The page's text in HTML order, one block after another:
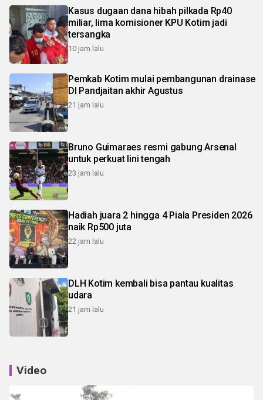
Kasus dugaan dana hibah pilkada Rp40
miliar, lima komisioner KPU Kotim jadi
tersangka
10 jam lalu
Pemkab Kotim mulai pembangunan drainase
DI Pandjaitan akhir Agustus
21 jam lalu
Bruno Guimaraes resmi gabung Arsenal
untuk perkuat lini tengah
23 jam lalu
Hadiah juara 2 hingga 4 Piala Presiden 2026
naik Rp500 juta
22 jam lalu
DLH Kotim kembali bisa pantau kualitas
udara
21 jam lalu
Video